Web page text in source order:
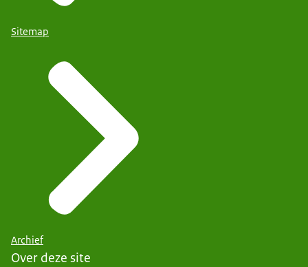
Sitemap
Archief
Over deze site